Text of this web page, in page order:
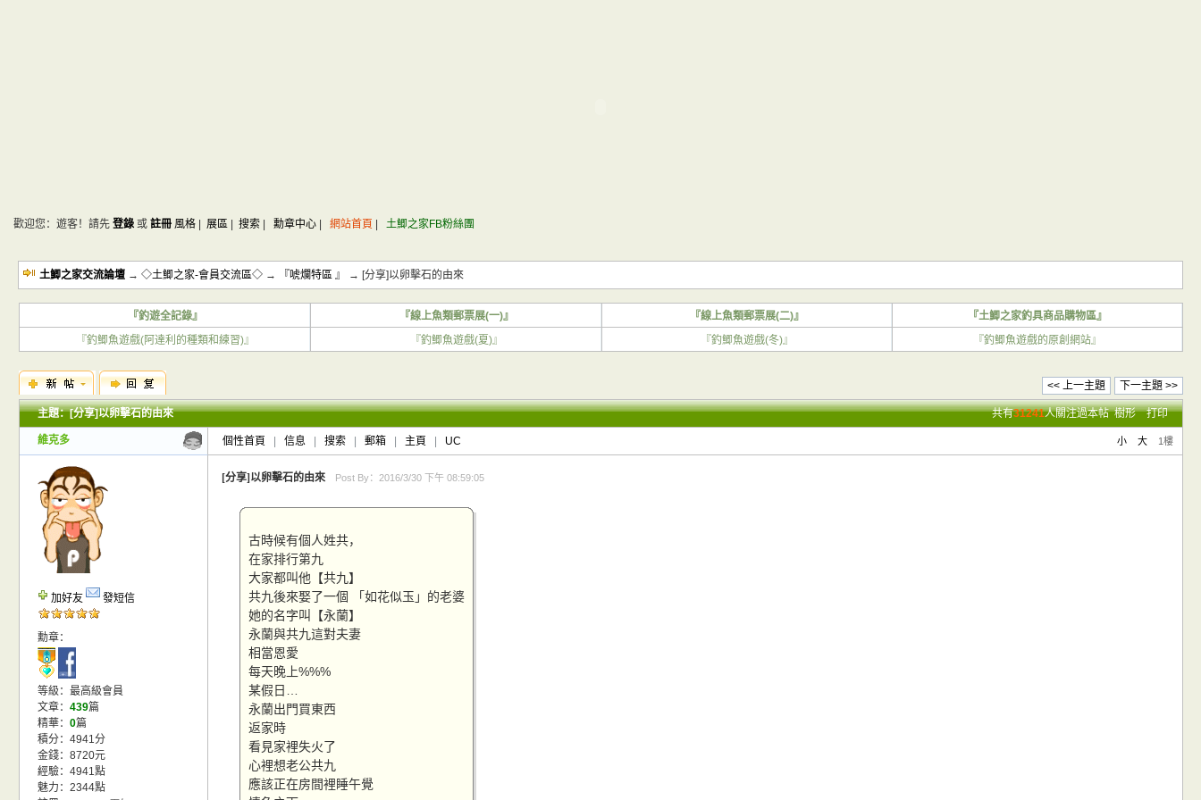
歡迎您：遊客！請先 登錄 或 註冊 風格 展區 搜索 勳章中心 網站首頁 土鯽之家FB粉絲團
土鯽之家交流論壇 →◇土鯽之家-會員交流區◇ → 『唬爛特區 』 → [分享]以卵擊石的由來
『釣遊全記錄』 『線上魚類郵票展(一)』 『線上魚類郵票展(二)』
『土鯽之家釣具商品購物區』
『釣鯽魚遊戲(阿達利的種類和練習)』
『釣鯽魚遊戲(夏)』 『釣鯽魚遊戲(冬)』 『釣鯽魚遊戲的原創網站』
新的主題
投票帖
小字報
下一主題 >>
<< 上一主題
共有31241人關注過本帖 樹形 打印
主題：[分享]以卵擊石的由來
維克多 小 大 1樓
個性首頁 信息 搜索 郵箱 主頁 UC
加好友 發短信
勳章：
等級：最高級會員
文章： 439篇
精華： 0篇
積分：4941分
金錢：8720元
經驗：4941點
魅力：2344點
[分享]以卵擊石的由來 Post By：2016/3/30 下午 08:59:05
古時候有個人姓共，
在家排行第九
大家都叫他【共九】
共九後來娶了一個 「如花似玉」的老婆
她的名字叫【永蘭】
永蘭與共九這對夫妻
相當恩愛
每天晚上%%%
某假日…
永蘭出門買東西
返家時
看見家裡失火了
心裡想老公共九
應該正在房間裡睡午覺